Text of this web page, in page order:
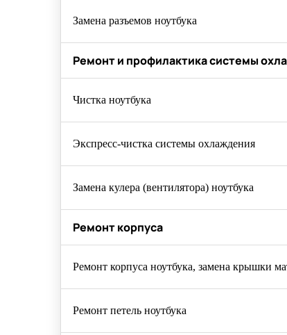
Замена разъемов ноутбука
Ремонт и профилактика системы
Чистка ноутбука
Экспресс-чистка системы охлаждения
Замена кулера (вентилятора) ноутбука
Ремонт корпуса
Ремонт корпуса ноутбука, замена крышки
Ремонт петель ноутбука